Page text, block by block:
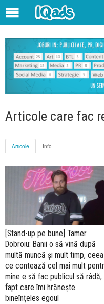
Articole care fac
Articole Info
[Stand-up pe bune] Tamer
Dobroiu: Banii o să vină după
multă muncă și mult timp, ceea
ce contează cel mai mult
mine e să fac publicul să râdă,
fapt care îmi hrănește
bineînțeles egoul